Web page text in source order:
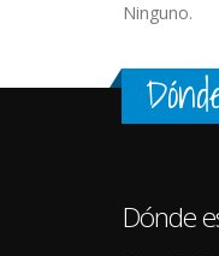
Ninguno.
Dónde